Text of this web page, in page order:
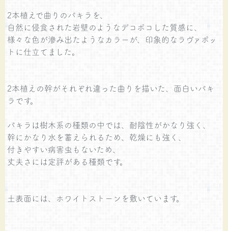
2本植えで曲りのパキラを、
自然に侵食された岩壁のようなデコボコした質感に、
様々な色が滲み出たようなカラーが、印象的なラヴァポッ
トに仕立てました。
2本植えの幹がそれぞれ違った曲りを描いた、面白いパキ
ラです。
パキラは樹木系の種類の中では、耐陰性がかなり強く、
幹にかなり水を蓄えられるため、乾燥にも強く、
付きやすい病害虫もないため、
丈夫さには定評がある種類です。
土表面には、ホワイトストーンを敷いています。